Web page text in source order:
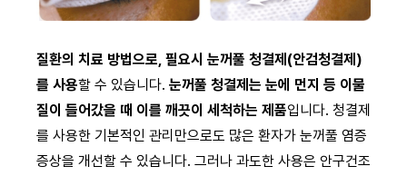
질환의 치료 방법으로, 필요시 눈꺼풀 청결제(안검청결제)
를 사용할 수 있습니다. 눈꺼풀 청결제는 눈에 먼지 등 이물
질이 들어갔을 때 이를 깨끗이 세척하는 제품입니다. 청결제
를 사용한 기본적인 관리만으로도 많은 환자가 눈꺼풀 염증
증상을 개선할 수 있습니다. 그러나 과도한 사용은 안구건조